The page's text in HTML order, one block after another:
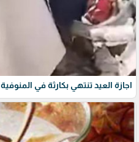
اجازة العيد تنتهي بكارثة في المنوفية